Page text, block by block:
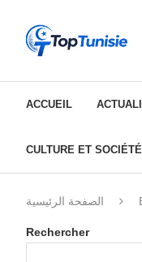
ACCUEIL
CULTURE ET SOCIÉTÉ
الصفحة الرئيسية
Rechercher